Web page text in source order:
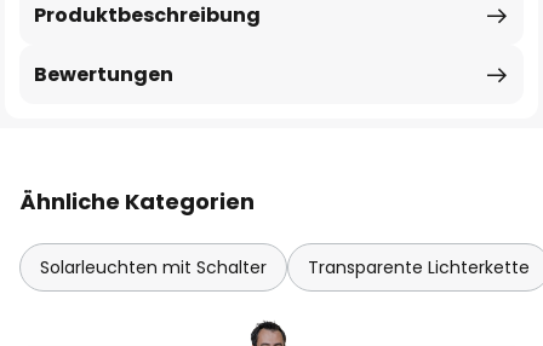
Produktbeschreibung
Bewertungen
Ähnliche Kategorien
Solarleuchten mit Schalter Transparente Lichterkette